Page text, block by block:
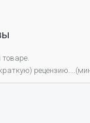
товаре.